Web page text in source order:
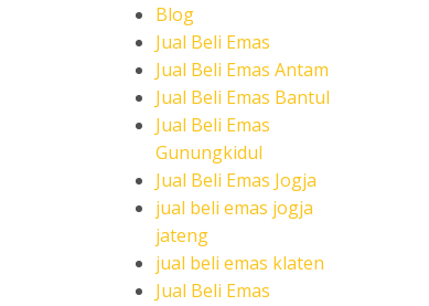
Blog
Jual Beli Emas
Jual Beli Emas Antam
Jual Beli Emas Bantul
Jual Beli Emas
Gunungkidul
Jual Beli Emas Jogja
jual beli emas jogja
jateng
jual beli emas klaten
Jual Beli Emas